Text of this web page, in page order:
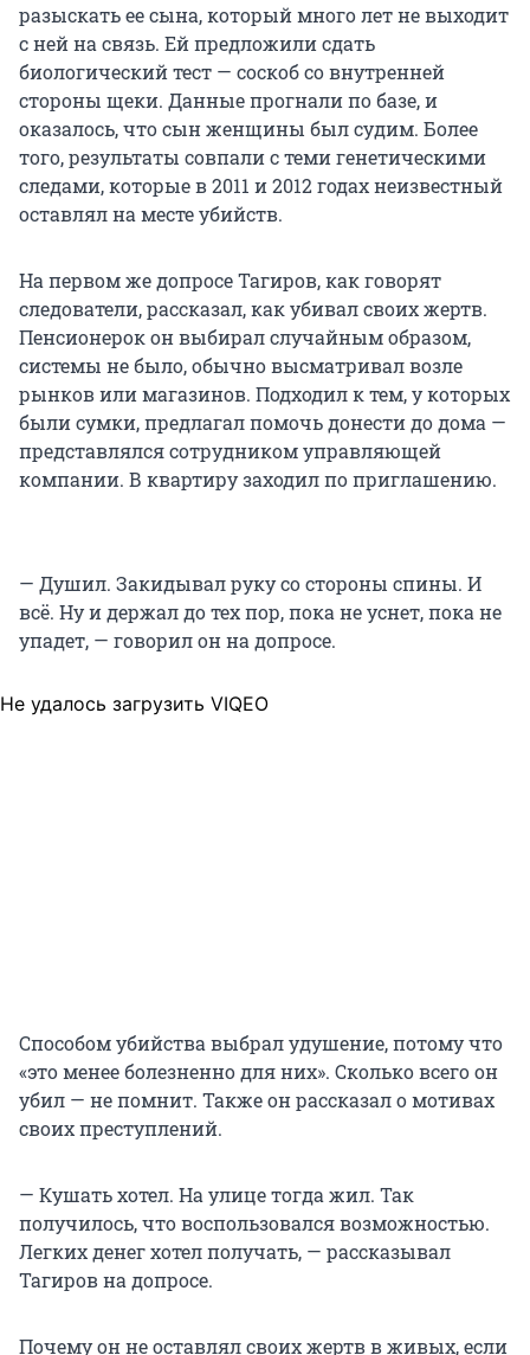
разыскать ее сына, который много лет не выходит
с ней на связь. Ей предложили сдать
биологический тест — соскоб со внутренней
стороны щеки. Данные прогнали по базе, и
оказалось, что сын женщины был судим. Более
того, результаты совпали с теми генетическими
следами, которые в 2011 и 2012 годах неизвестный
оставлял на месте убийств.
На первом же допросе Тагиров, как говорят
следователи, рассказал, как убивал своих жертв.
Пенсионерок он выбирал случайным образом,
системы не было, обычно высматривал возле
рынков или магазинов. Подходил к тем, у которых
были сумки, предлагал помочь донести до дома —
представлялся сотрудником управляющей
компании. В квартиру заходил по приглашению.
— Душил. Закидывал руку со стороны спины. И
всё. Ну и держал до тех пор, пока не уснет, пока не
упадет, — говорил он на допросе.
Не удалось загрузить VIQEO
Способом убийства выбрал удушение, потому что
«это менее болезненно для них». Сколько всего он
убил — не помнит. Также он рассказал о мотивах
своих преступлений.
— Кушать хотел. На улице тогда жил. Так
получилось, что воспользовался возможностью.
Легких денег хотел получать, — рассказывал
Тагиров на допросе.
Почему он не оставлял своих жертв в живых, если